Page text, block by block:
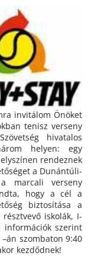
invitálom Önöket
tenisz verseny
hivatalos
helyen: egy
rendeznek
a Dunántúli-
marcali verseny
hogy a cél a
biztosítása a
iskolák, I-
információk szerint
szombaton 9:40
kezdődnek!